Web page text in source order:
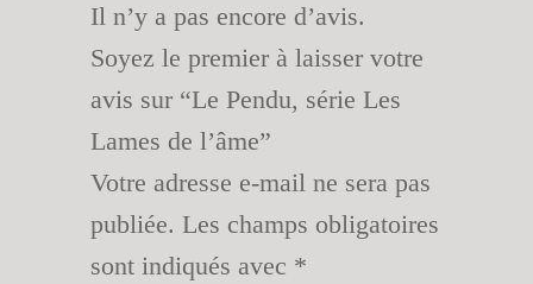
Il n’y a pas encore d’avis.
Soyez le premier à laisser votre
avis sur “Le Pendu, série Les
Lames de l’âme”
Votre adresse e-mail ne sera pas
publiée. Les champs obligatoires
sont indiqués avec *